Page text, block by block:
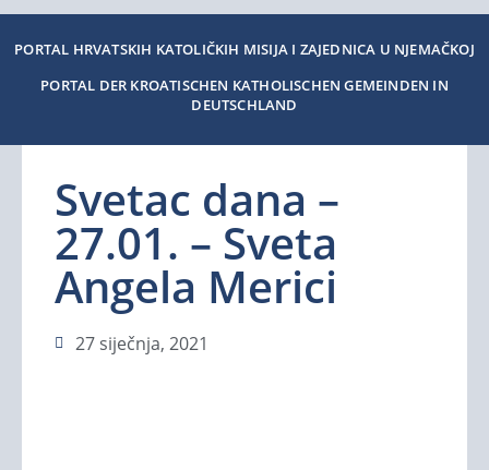
PORTAL HRVATSKIH KATOLIČKIH MISIJA I ZAJEDNICA U NJEMAČKOJ
PORTAL DER KROATISCHEN KATHOLISCHEN GEMEINDEN IN
DEUTSCHLAND
Svetac dana –
27.01. – Sveta
Angela Merici
27 siječnja, 2021